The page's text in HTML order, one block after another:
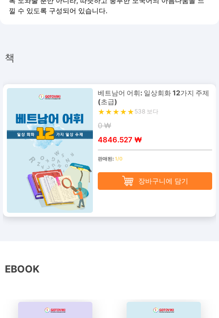
낄 수 있도록 구성되어 있습니다.
책
베트남어 어휘: 일상회화 12가지 주제
(초급)
538 보다
0 ₩
4846.527 ₩
판매된:1/0
장바구니에 담기
EBOOK